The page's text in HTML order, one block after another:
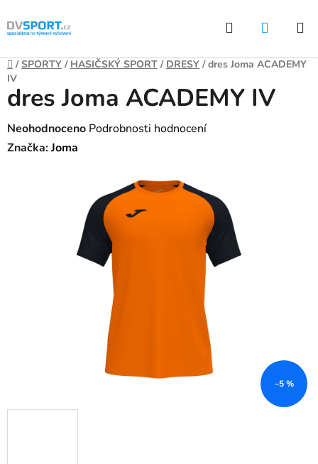
Přejít
na
Hledat
Domů
/ SPORTY / HASIČSKÝ SPORT / DRESY / dres Joma ACADEMY
IV
dres Joma ACADEMY IV
Průměrné
hodnocení
Neohodnoceno Podrobnosti hodnocení
Značka:Joma
–5 %